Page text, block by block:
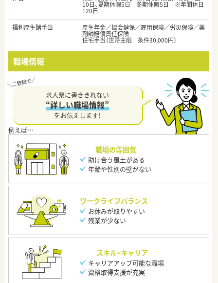
10日、夏期休暇5日 冬期休暇5日 ※年間休日
120日
福利厚生諸手当
厚生年金／協会健保／雇用保険／労災保険／薬
剤師賠償責任保険
住宅手当（世帯主限 条件30,000円）
職場情報
求人票に書ききれない
“詳しい職場情報”
をお伝えします！
職場の雰囲気
助け合う風土がある
年齢や性別の壁がない
ワークライフバランス
お休みが取りやすい
残業が少ない
スキル・キャリア
キャリアアップ可能な職場
資格取得支援が充実